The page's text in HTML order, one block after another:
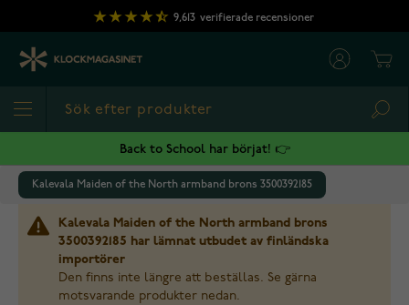
Hoppa till innehållet
9,613 verifierade recensioner
Back to School har börjat! 👉
Kalevala Maiden of the North armband brons 3500392185
Kalevala Maiden of the North armband brons
3500392185 har lämnat utbudet av finländska
importörer
Den finns inte längre att beställas. Se gärna
motsvarande produkter nedan.